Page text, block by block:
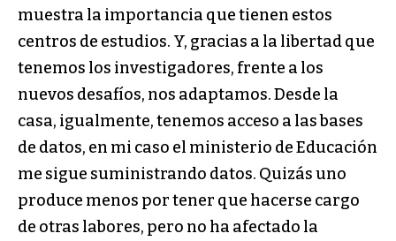
muestra la importancia que tienen estos
centros de estudios. Y, gracias a la libertad que
tenemos los investigadores, frente a los
nuevos desafíos, nos adaptamos. Desde la
casa, igualmente, tenemos acceso a las bases
de datos, en mi caso el ministerio de Educación
me sigue suministrando datos. Quizás uno
produce menos por tener que hacerse cargo
de otras labores, pero no ha afectado la